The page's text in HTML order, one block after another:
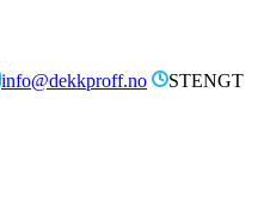
info@dekkproff.no
STENGT